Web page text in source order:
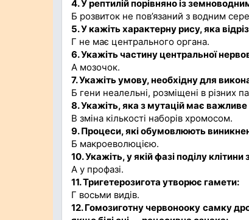
4. У рептилій порівняно із
Б розвиток не пов’язаний з водним
5. У кажіть характерну рису, яка
Г не має центрального органа.
6. Укажіть частину центральної
А мозочок.
7. Укажіть умову, необхідну для
Б гени неалельні, розміщені в різних
8. Укажіть, яка з мутацій має
В зміна кількості наборів хромосом.
9. Процеси, які обумовлюють
Б макроеволюцією.
10. Укажіть, у якій фазі поділу
А у профазі.
11. Тригетерозигота утворює гамети:
Г восьми видів.
12. Гомозиготну червонооку самку